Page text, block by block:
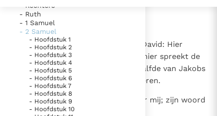
Lezen
Documenten
Bijbel
Thema’s
Berichten
Denzinger
Over ons
Gebruiksvoorwaarden
Nieuwste Documenten
- Rechters
- Ruth
- 1 Samuel
- 2 Samuel
- Hoofdstuk 1
- Hoofdstuk 2
- Hoofdstuk 3
- Hoofdstuk 4
- Hoofdstuk 5
- Hoofdstuk 6
- Hoofdstuk 7
- Hoofdstuk 8
- Hoofdstuk 9
- Hoofdstuk 10
- Hoofdstuk 23
Dit zijn de laatste woorden van David: Hier
spreekt David, de zoon van Isaï; hier spreekt de
held, de hoog verhevene, de gezalfde van Jakobs
God, de lieveling van Israëls liederen.
De geest van Jahwe spreekt door mij; zijn woord
is op mijn tong.